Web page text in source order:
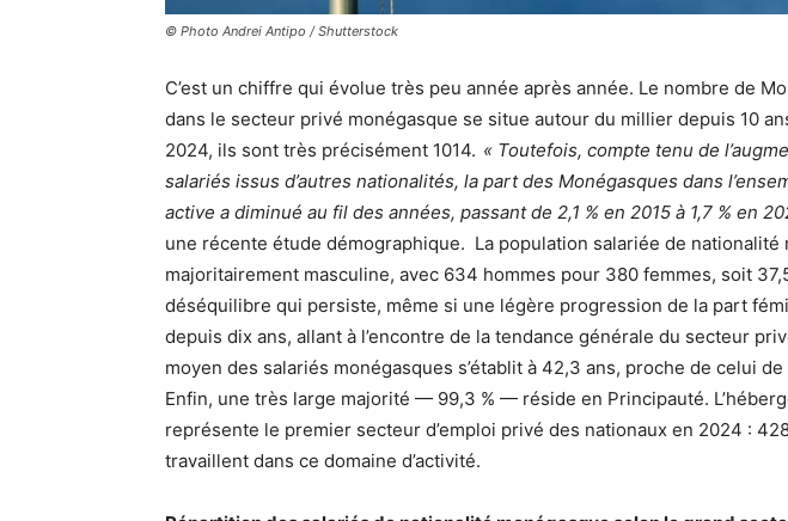
© Photo Andrei Antipo / Shutterstock
C’est un chiffre qui évolue très peu année après année. Le nombre de
dans le secteur privé monégasque se situe autour du millier depuis 10
2024, ils sont très précisément 1014. « Toutefois, compte tenu de
salariés issus d’autres nationalités, la part des Monégasques dans
active a diminué au fil des années, passant de 2,1 % en 2015 à 1,7 % en
une récente étude démographique. La population salariée de nationalité
majoritairement masculine, avec 634 hommes pour 380 femmes, soit
déséquilibre qui persiste, même si une légère progression de la part
depuis dix ans, allant à l’encontre de la tendance générale du secteur
moyen des salariés monégasques s’établit à 42,3 ans, proche de celui de
Enfin, une très large majorité — 99,3 % — réside en Principauté.
représente le premier secteur d’emploi privé des nationaux en 2024 :
travaillent dans ce domaine d’activité.